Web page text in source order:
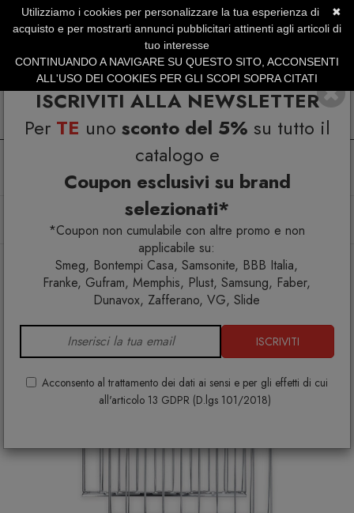
ISCRIVITI ALLA NEWSLETTER
Per TE uno sconto del 5% su tutto il
catalogo e
Coupon esclusivi su brand
selezionati*
*Coupon non cumulabile con altre promo e non
applicabile su:
Smeg, Bontempi Casa, Samsonite, BBB Italia,
Franke, Gufram, Memphis, Plust, Samsung, Faber,
Dunavox, Zafferano, VG, Slide
ISCRIVITI
Acconsento al trattamento dei dati ai sensi e per gli effetti di cui
all'articolo 13 GDPR (D.lgs 101/2018)
SERVIZIO CLIENTI +39.0773.470.562
SUMMER SALES | Fino al 31 Agosto
Cucina
Elettrodomestici
Accessorio 2 pinze per sandwich Smeg TSSR02
✖
Utilizziamo i cookies per personalizzare la tua esperienza di
acquisto e per mostrarti annunci pubblicitari attinenti agli articoli di
tuo interesse
CONTINUANDO A NAVIGARE SU QUESTO SITO, ACCONSENTI
ALL'USO DEI COOKIES PER GLI SCOPI SOPRA CITATI